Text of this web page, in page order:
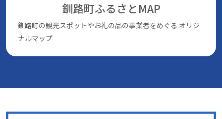
釧路町ふるさとMAP
釧路町の観光スポットやお礼の品の事業者をめぐる オリジ
ナルマップ